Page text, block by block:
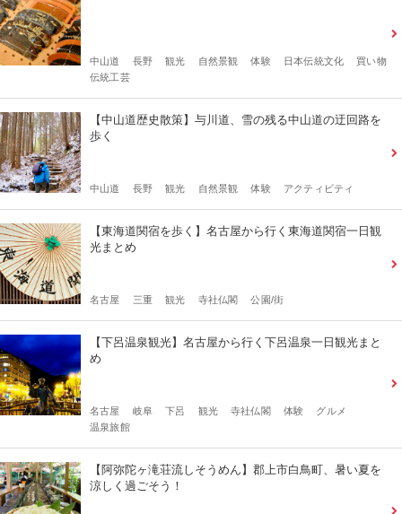
中山道 長野 観光 自然景観 体験 日本伝統文化
買い物
伝統工芸
【中山道歴史散策】与川道、雪の残る中山道の迂回路を
歩く
中山道 長野 観光 自然景観 体験 アクティビティ
【東海道関宿を歩く】名古屋から行く東海道関宿一日観
光まとめ
名古屋 三重 観光 寺社仏閣 公園/街
【下呂温泉観光】名古屋から行く下呂温泉一日観光まと
め
名古屋 岐阜 下呂 観光 寺社仏閣 体験
グルメ
温泉旅館
【阿弥陀ヶ滝荘流しそうめん】郡上市白鳥町、暑い夏を
涼しく過ごそう！